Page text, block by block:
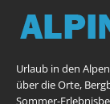
Urlaub in den
über die Orte,
Sommer-